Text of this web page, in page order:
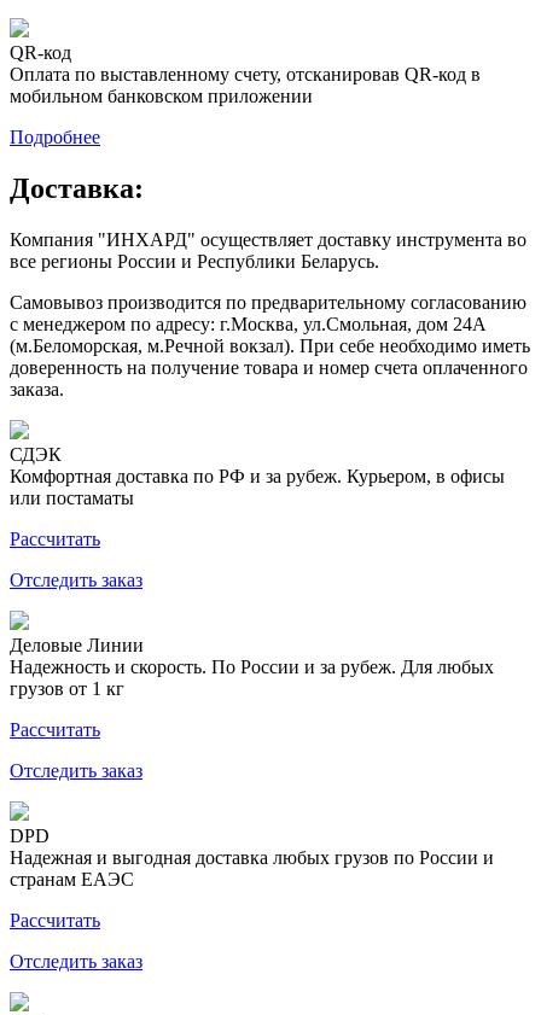
QR-код
Оплата по выставленному счету, отсканировав QR-код в
мобильном банковском приложении
Подробнее
Доставка:
Компания "ИНХАРД" осуществляет доставку инструмента во
все регионы России и Республики Беларусь.
Самовывоз производится по предварительному согласованию
с менеджером по адресу: г.Москва, ул.Смольная, дом 24А
(м.Беломорская, м.Речной вокзал). При себе необходимо иметь
доверенность на получение товара и номер счета оплаченного
заказа.
СДЭК
Комфортная доставка по РФ и за рубеж. Курьером, в офисы
или постаматы
Рассчитать
Отследить заказ
Деловые Линии
Надежность и скорость. По России и за рубеж. Для любых
грузов от 1 кг
Рассчитать
Отследить заказ
DPD
Надежная и выгодная доставка любых грузов по России и
странам ЕАЭС
Рассчитать
Отследить заказ